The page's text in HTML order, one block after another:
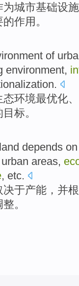
为城市基础设施
的作用 。
of
environment,
.
态环境最优化、
目标。
land depends on
urban areas,
, etc.
决于产能 ，并
整。